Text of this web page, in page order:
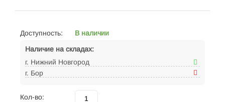
Доступность:
В наличии
Наличие на складах:
г. Нижний Новгород
г. Бор
Кол-во: